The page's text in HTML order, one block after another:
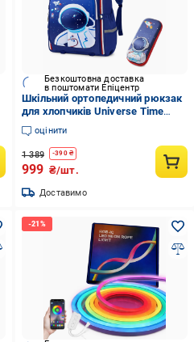
Безкоштовна доставка
в поштомати Епіцентр
Шкільний ортопедичний рюкзак
для хлопчиків Universe Time
Астронавт 1-4 клас та пенал
(33066562)
оцінити
1 389 -390₴
999 ₴/шт.
Доставимо